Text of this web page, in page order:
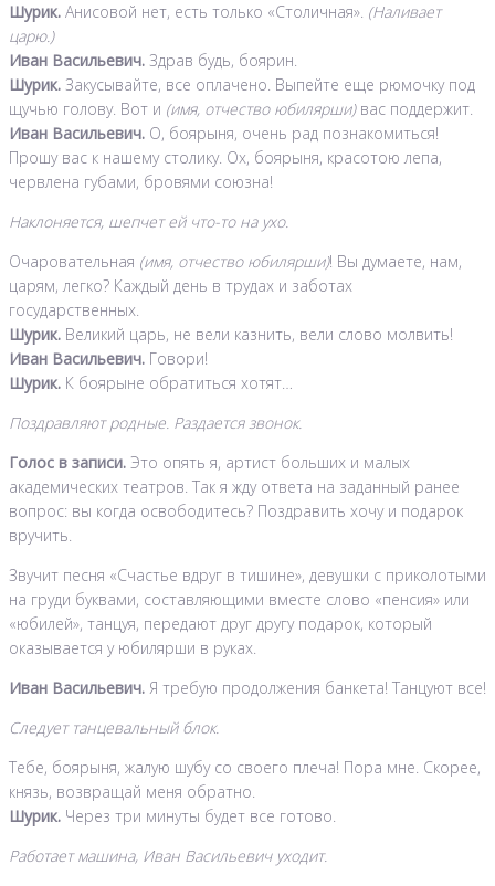
Шурик. Анисовой нет, есть только «Столичная». (Наливает
царю.)
Иван Васильевич. Здрав будь, боярин.
Шурик. Закусывайте, все оплачено. Выпейте еще рюмочку под
щучью голову. Вот и (имя, отчество юбилярши)вас поддержит.
Иван Васильевич. О, боярыня, очень рад познакомиться!
Прошу вас к нашему столику. Ох, боярыня, красотою лепа,
червлена губами, бровями союзна!
Наклоняется, шепчет ей что-то на ухо.
Очаровательная (имя, отчество юбилярши)! Вы думаете, нам,
царям, легко? Каждый день в трудах и заботах
государственных.
Шурик. Великий царь, не вели казнить, вели слово молвить!
Иван Васильевич. Говори!
Шурик. К боярыне обратиться хотят…
Поздравляют родные. Раздается звонок.
Голос в записи. Это опять я, артист больших и малых
академических театров. Так я жду ответа на заданный ранее
вопрос: вы когда освободитесь? Поздравить хочу и подарок
вручить.
Звучит песня «Счастье вдруг в тишине», девушки с приколотыми
на груди буквами, составляющими вместе слово «пенсия» или
«юбилей», танцуя, передают друг другу подарок, который
оказывается у юбилярши в руках.
Иван Васильевич. Я требую продолжения банкета! Танцуют все!
Следует танцевальный блок.
Тебе, боярыня, жалую шубу со своего плеча! Пора мне. Скорее,
князь, возвращай меня обратно.
Шурик. Через три минуты будет все готово.
Работает машина, Иван Васильевич уходит.